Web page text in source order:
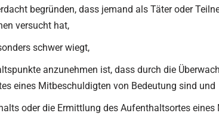
begründen, dass jemand als Täter oder
versucht hat,
schwer wiegt,
anzunehmen ist, dass durch die
eines Mitbeschuldigten von Bedeutung sind und
oder die Ermittlung des Aufenthaltsortes